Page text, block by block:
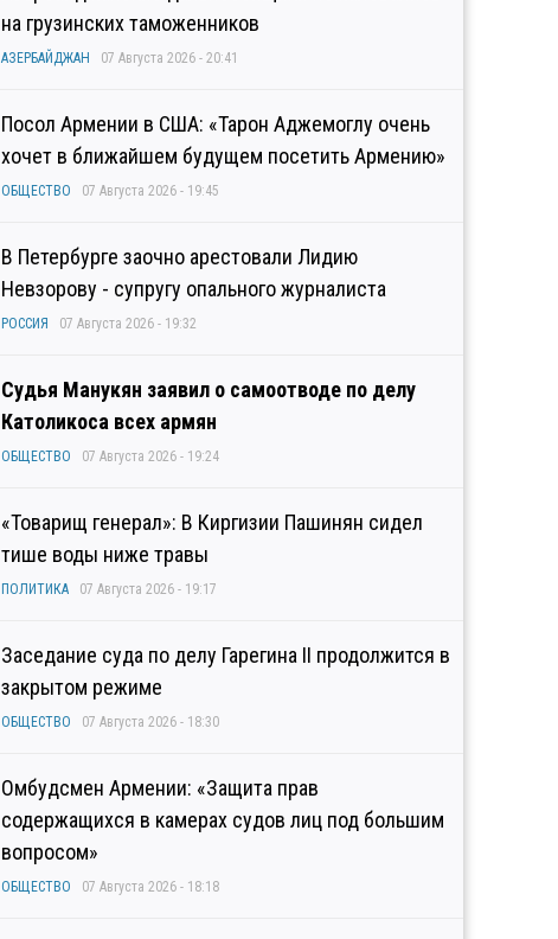
на грузинских таможенников
АЗЕРБАЙДЖАН 07 Августа 2026 - 20:41
Посол Армении в США: «Тарон Аджемоглу очень
хочет в ближайшем будущем посетить Армению»
ОБЩЕСТВО 07 Августа 2026 - 19:45
В Петербурге заочно арестовали Лидию
Невзорову - супругу опального журналиста
РОССИЯ 07 Августа 2026 - 19:32
Судья Манукян заявил о самоотводе по делу
Католикоса всех армян
ОБЩЕСТВО 07 Августа 2026 - 19:24
«Товарищ генерал»: В Киргизии Пашинян сидел
тише воды ниже травы
ПОЛИТИКА 07 Августа 2026 - 19:17
Заседание суда по делу Гарегина II продолжится в
закрытом режиме
ОБЩЕСТВО 07 Августа 2026 - 18:30
Омбудсмен Армении: «Защита прав
содержащихся в камерах судов лиц под большим
вопросом»
ОБЩЕСТВО 07 Августа 2026 - 18:18